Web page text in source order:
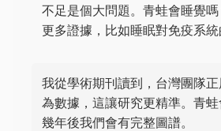
不足是個大問題。青蛙會睡覺
更多證據，比如睡眠對免疫系統
我從學術期刊讀到，台灣團隊
為數據，這讓研究更精準。青
幾年後我們會有完整圖譜。